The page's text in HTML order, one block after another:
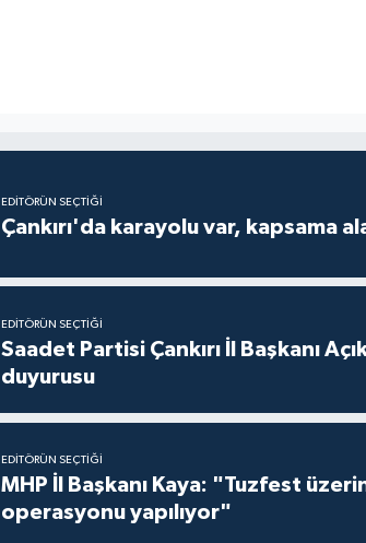
EDITÖRÜN SEÇTIĞI
Çankırı'da karayolu var, kapsama
EDITÖRÜN SEÇTIĞI
Saadet Partisi Çankırı İl Başkanı
duyurusu
EDITÖRÜN SEÇTIĞI
MHP İl Başkanı Kaya: "Tuzfest
operasyonu yapılıyor"